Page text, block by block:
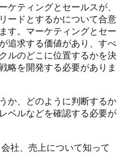
ケティングとセールスが、
ードとするかについて合意
す。マーケティングとセー
追求する価値があり、すべ
ルのどこに位置するかを決
略を開発する必要がありま
か、どのように判断するか
ベルなどを確認する必要が
社、売上について知って